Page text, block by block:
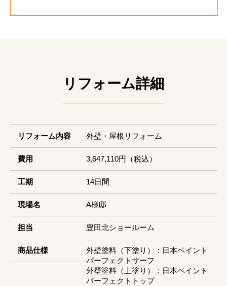
リフォーム詳細
リフォーム内容 外壁・屋根リフォーム
費用 3,647,110円（税込）
工期 14日間
現場名 A様邸
担当 豊田北ショールーム
商品仕様
外壁塗料（下塗り）：日本ペイント
パーフェクトサーフ
外壁塗料（上塗り）：日本ペイント
パーフェクトトップ